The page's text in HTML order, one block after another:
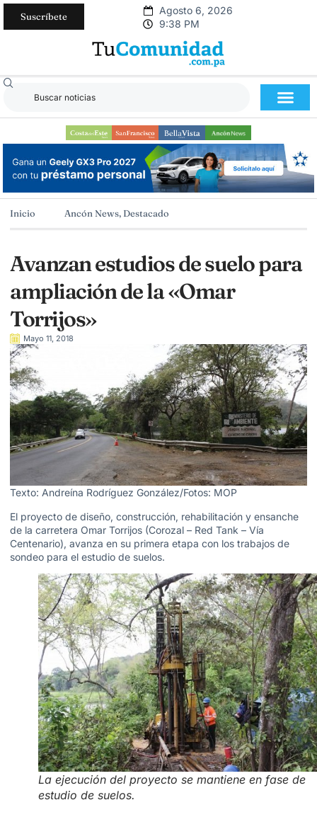
Suscríbete
Agosto 6, 2026
9:38 PM
Inicio Ancón News, Destacado
Avanzan estudios de suelo para
ampliación de la «Omar
Torrijos»
Mayo 11, 2018
Texto: Andreína Rodríguez González/Fotos: MOP
El proyecto de diseño, construcción, rehabilitación y ensanche
de la carretera Omar Torrijos (Corozal – Red Tank – Vía
Centenario), avanza en su primera etapa con los trabajos de
sondeo para el estudio de suelos.
La ejecución del proyecto se mantiene en fase de
estudio de suelos.